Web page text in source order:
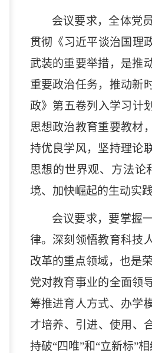
会议要求，全体党
贯彻《习近平谈治国理
武装的重要举措，是推
重要政治任务，推动新
政》第五卷列入学习计
思想政治教育重要教材
持优良学风，坚持理论
思想的世界观、方法论
境、加快崛起的生动实践
会议要求，要掌握
律。深刻领悟教育科技
改革的重点领域，也是
党对教育事业的全面领
筹推进育人方式、办学
才培养、引进、使用、
持破“四唯”和“立新标”